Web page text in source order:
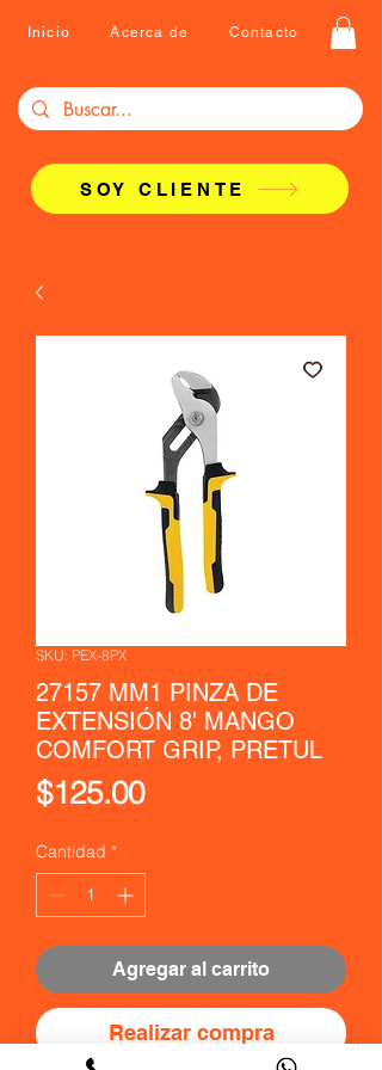
Inicio Acerca de Contacto
SOY CLIENTE
SKU: PEX-8PX
27157 MM1 PINZA DE
EXTENSIÓN 8' MANGO
COMFORT GRIP, PRETUL
$125.00Precio
Cantidad *
Agregar al carrito
Realizar compra